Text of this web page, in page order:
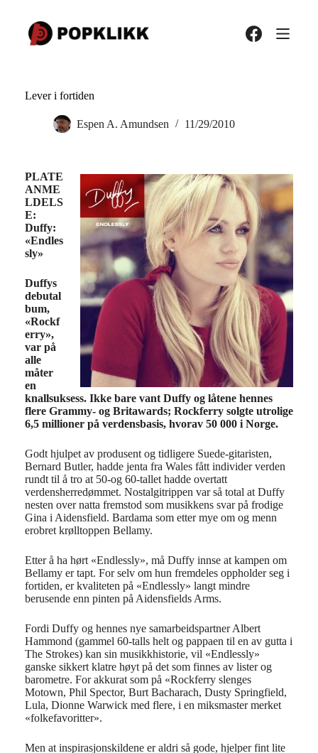
innholdet
Lever i fortiden
Espen A. Amundsen 11/29/2010
PLATE
ANME
LDELS
E:
Duffy:
«Endles
sly»
Duffys
debutal
bum,
«Rockf
erry»,
var på
alle
måter
en
knallsuksess. Ikke bare vant Duffy og låtene hennes
flere Grammy- og Britawards; Rockferry solgte utrolige
6,5 millioner på verdensbasis, hvorav 50 000 i Norge.
Godt hjulpet av produsent og tidligere Suede-gitaristen,
Bernard Butler, hadde jenta fra Wales fått individer verden
rundt til å tro at 50-og 60-tallet hadde overtatt
verdensherredømmet. Nostalgitrippen var så total at Duffy
nesten over natta fremstod som musikkens svar på frodige
Gina i Aidensfield. Bardama som etter mye om og menn
erobret krølltoppen Bellamy.
Etter å ha hørt «Endlessly», må Duffy innse at kampen om
Bellamy er tapt. For selv om hun fremdeles oppholder seg i
fortiden, er kvaliteten på «Endlessly» langt mindre
berusende enn pinten på Aidensfields Arms.
Fordi Duffy og hennes nye samarbeidspartner Albert
Hammond (gammel 60-talls helt og pappaen til en av gutta i
The Strokes) kan sin musikkhistorie, vil «Endlessly»
ganske sikkert klatre høyt på det som finnes av lister og
barometre. For akkurat som på «Rockferry slenges
Motown, Phil Spector, Burt Bacharach, Dusty Springfield,
Lula, Dionne Warwick med flere, i en miksmaster merket
«folkefavoritter».
Men at inspirasjonskildene er aldri så gode, hjelper fint lite